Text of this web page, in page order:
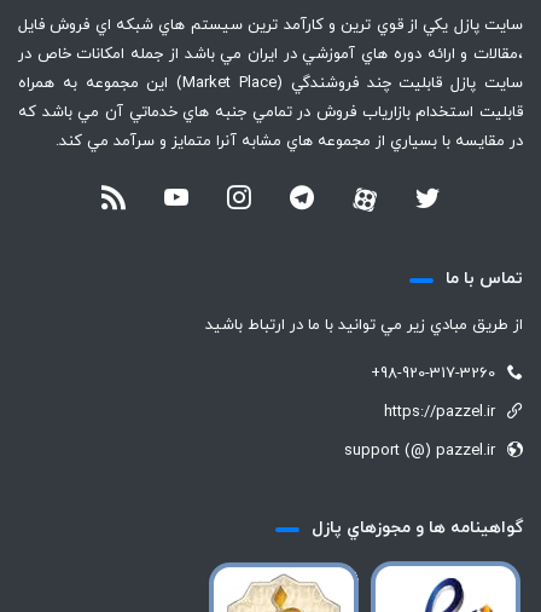
سايت پازل يكي از قوي ترين و كارآمد ترين سيستم هاي شبكه اي فروش فايل
،‌مقالات و ارائه دوره هاي آموزشي در ايران مي باشد از جمله امكانات خاص در
سايت پازل قابليت چند فروشندگي (Market Place) اين مجموعه به همراه
قابليت استخدام بازارياب فروش در تمامي جنبه هاي خدماتي آن مي باشد كه
در مقايسه با بسياري از مجموعه هاي مشابه آنرا متمايز و سرآمد مي كند.
تماس با ما
از طريق مبادي زير مي توانيد با ما در ارتباط باشيد
+98-920-317-3260
https://pazzel.ir
support (@) pazzel.ir
گواهينامه ها و مجوزهاي پازل